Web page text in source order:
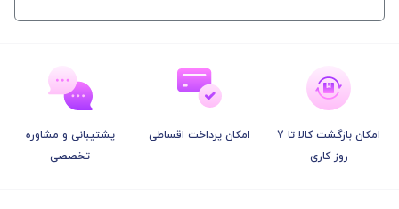
امکان بازگشت کالا تا 7
روز کاری
امکان پرداخت اقساطی
پشتیبانی و مشاوره
تخصصی